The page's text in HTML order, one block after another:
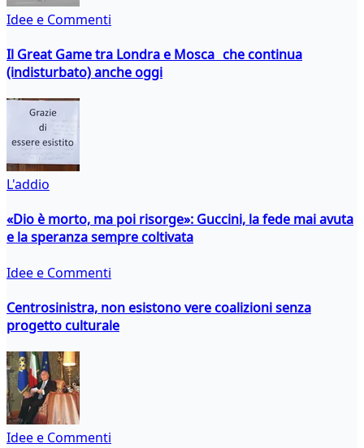
Idee e Commenti
Il Great Game tra Londra e Mosca che continua
(indisturbato) anche oggi
L'addio
«Dio è morto, ma poi risorge»: Guccini, la fede mai avuta
e la speranza sempre coltivata
Idee e Commenti
Centrosinistra, non esistono vere coalizioni senza
progetto culturale
Idee e Commenti